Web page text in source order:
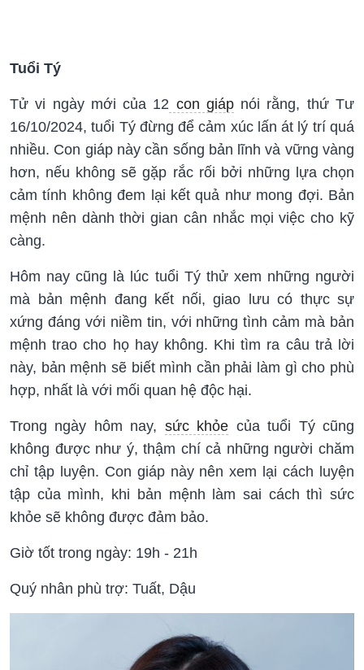
Tuổi Tý
Tử vi ngày mới của 12 con giápnói rằng, thứ Tư
16/10/2024, tuổi Tý đừng để cảm xúc lấn át lý trí quá
nhiều. Con giáp này cần sống bản lĩnh và vững vàng
hơn, nếu không sẽ gặp rắc rối bởi những lựa chọn
cảm tính không đem lại kết quả như mong đợi. Bản
mệnh nên dành thời gian cân nhắc mọi việc cho kỹ
càng.
Hôm nay cũng là lúc tuổi Tý thử xem những người
mà bản mệnh đang kết nối, giao lưu có thực sự
xứng đáng với niềm tin, với những tình cảm mà bản
mệnh trao cho họ hay không. Khi tìm ra câu trả lời
này, bản mệnh sẽ biết mình cần phải làm gì cho phù
hợp, nhất là với mối quan hệ độc hại.
Trong ngày hôm nay, sức khỏe của tuổi Tý cũng
không được như ý, thậm chí cả những người chăm
chỉ tập luyện. Con giáp này nên xem lại cách luyện
tập của mình, khi bản mệnh làm sai cách thì sức
khỏe sẽ không được đảm bảo.
Giờ tốt trong ngày: 19h - 21h
Quý nhân phù trợ: Tuất, Dậu